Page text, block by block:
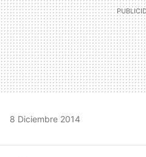
8 Diciembre 2014